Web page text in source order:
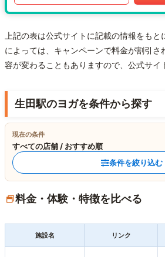
上記の表は公式サイトに記載の情報をもと
によっては、キャンペーンで料金が割引さ
容が変わることもありますので、公式サイ
生田駅のヨガを条件から探す
現在の条件
すべての店舗 / おすすめ順
条件を絞り込む
料金・体験・特徴を比べる
施設名 リンク